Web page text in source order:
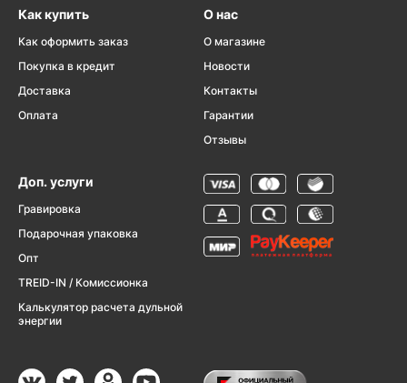
Как купить
Как оформить заказ
Покупка в кредит
Доставка
Оплата
О нас
О магазине
Новости
Контакты
Гарантии
Отзывы
Доп. услуги
Гравировка
Подарочная упаковка
Опт
TREID-IN / Комиссионка
Калькулятор расчета дульной
энергии